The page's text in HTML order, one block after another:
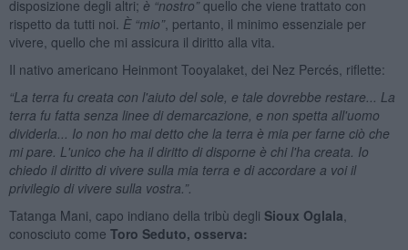
disposizione degli altri; è “nostro”quello che viene trattato con
rispetto da tutti noi. È “mio”, pertanto, il minimo essenziale per
vivere, quello che mi assicura il diritto alla vita.
Il nativo americano Heinmont Tooyalaket, dei Nez Percés, riflette:
“La terra fu creata con l'aiuto del sole, e tale dovrebbe restare... La
terra fu fatta senza linee di demarcazione, e non spetta all'uomo
dividerla... Io non ho mai detto che la terra è mia per farne ciò che
mi pare. L'unico che ha il diritto di disporne è chi l'ha creata. Io
chiedo il diritto di vivere sulla mia terra e di accordare a voi il
privilegio di vivere sulla vostra.”.
Tatanga Mani, capo indiano della tribù degli Sioux Oglala
conosciuto come Toro Seduto, osserva: